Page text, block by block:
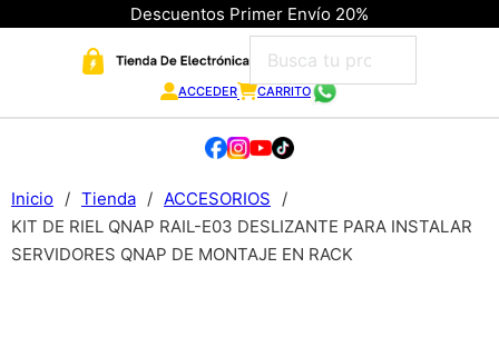
Descuentos Primer Envío 20%
ACCEDER CARRITO
Inicio / Tienda / ACCESORIOS
/
KIT DE RIEL QNAP RAIL-E03 DESLIZANTE PARA INSTALAR
SERVIDORES QNAP DE MONTAJE EN RACK